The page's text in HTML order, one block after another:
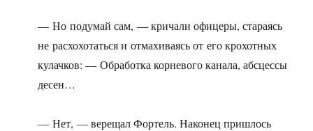
— Но подумай сам, — кричали офицеры, стараясь
не расхохотаться и отмахиваясь от его крохотных
кулачков: — Обработка корневого канала, абсцессы
десен…
— Нет, — верещал Фортель. Наконец пришлось